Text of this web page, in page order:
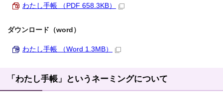
わたし手帳 （PDF 658.3KB）
ダウンロード（word）
わたし手帳 （Word 1.3MB）
「わたし手帳」というネーミングについて